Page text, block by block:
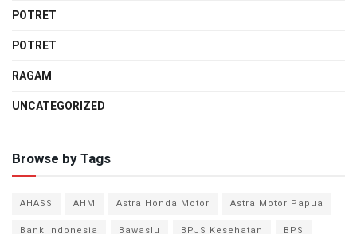
POTRET
POTRET
RAGAM
UNCATEGORIZED
Browse by Tags
AHASS AHM Astra Honda Motor
Astra Motor Papua
Bank Indonesia
Bawaslu BPJS Kesehatan
BPS